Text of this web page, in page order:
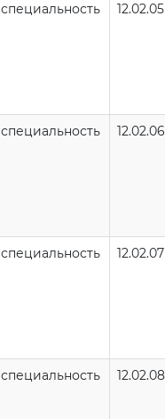
специальность 12.02.05
специальность 12.02.06
специальность 12.02.07
специальность 12.02.08